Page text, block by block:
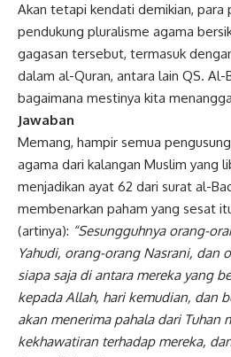
Akan tetapi kendati demikian, para
pendukung pluralisme agama
gagasan tersebut, termasuk
dalam al-Quran, antara lain QS. Al-
bagaimana mestinya kita
Jawaban
Memang, hampir semua
agama dari kalangan Muslim yang
menjadikan ayat 62 dari surat al-
membenarkan paham yang sesat
(artinya): “Sesungguhnya orang-
Yahudi, orang-orang Nasrani, dan
siapa saja di antara mereka yang
kepada Allah, hari kemudian, dan
akan menerima pahala dari Tuhan
kekhawatiran terhadap mereka,